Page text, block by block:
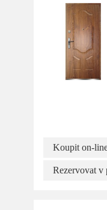
Koupit on-
Rezervovat v